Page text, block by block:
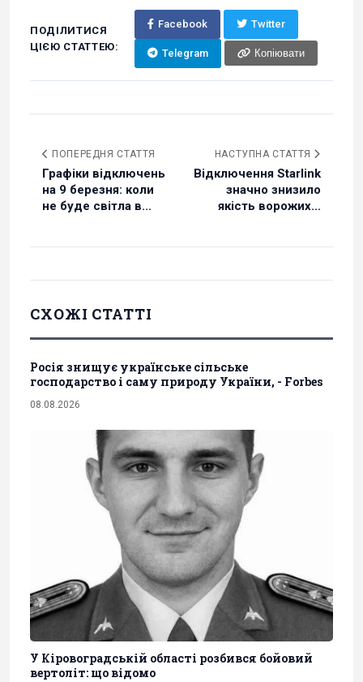
ПОДІЛИТИСЯ
ЦІЄЮ СТАТТЕЮ:
Facebook Twitter
Telegram Копіювати
ПОПЕРЕДНЯ СТАТТЯ
Графіки відключень
на 9 березня: коли
не буде світла в...
НАСТУПНА СТАТТЯ
Відключення Starlink
значно знизило
якість ворожих...
СХОЖІ СТАТТІ
Росія знищує українське сільське
господарство і саму природу України, - Forbes
08.08.2026
У Кіровоградській області розбився бойовий
вертоліт: що відомо